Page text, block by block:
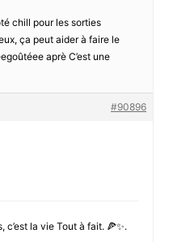
chill pour les sorties
ça peut aider à faire le
aprè C’est une
#90896
la vie Tout à fait. 🍕✨.